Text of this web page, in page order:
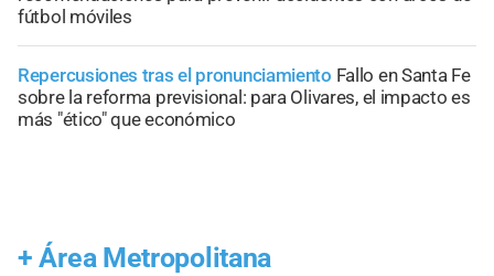
fútbol móviles
Repercusiones tras el pronunciamiento Fallo en Santa Fe
sobre la reforma previsional: para Olivares, el impacto es
más "ético" que económico
+ Área Metropolitana